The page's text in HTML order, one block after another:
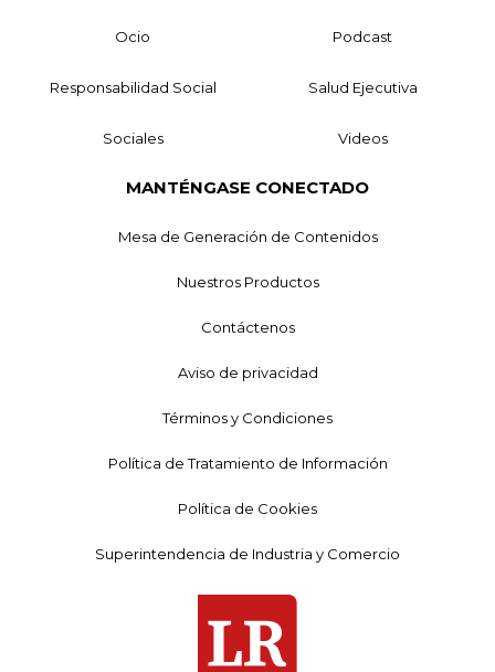
Ocio Podcast
Responsabilidad Social Salud Ejecutiva
Sociales Videos
MANTÉNGASE CONECTADO
Mesa de Generación de Contenidos
Nuestros Productos
Contáctenos
Aviso de privacidad
Términos y Condiciones
Política de Tratamiento de Información
Política de Cookies
Superintendencia de Industria y Comercio